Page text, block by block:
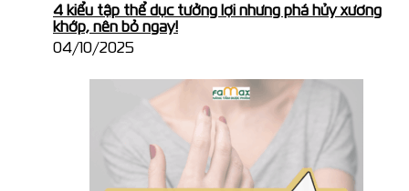
4 kiểu tập thể dục tưởng lợi nhưng phá hủy xương
khớp, nên bỏ ngay!
04/10/2025